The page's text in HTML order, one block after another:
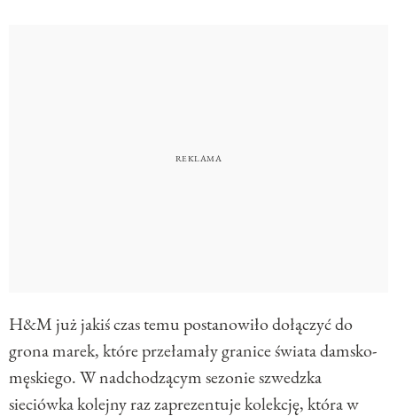
H&M już jakiś czas temu postanowiło dołączyć do
grona marek, które przełamały granice świata damsko-
męskiego. W nadchodzącym sezonie szwedzka
sieciówka kolejny raz zaprezentuje kolekcję, która w